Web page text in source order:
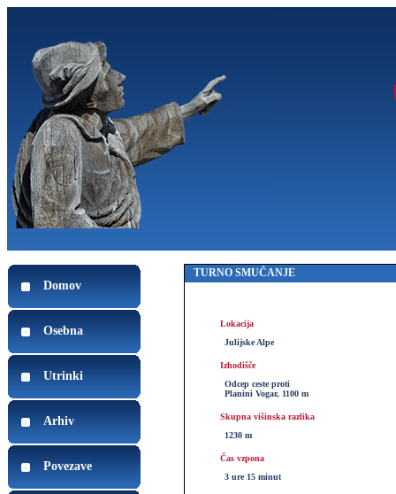
Domov
Osebna
Utrinki
Arhiv
Povezave
TURNO SMUČANJE
Lokacija
Julijske Alpe
Izhodišče
Odcep ceste proti
Planini Vogar, 1100 m
Skupna višinska razlika
1230 m
Čas vzpona
3 ure 15 minut